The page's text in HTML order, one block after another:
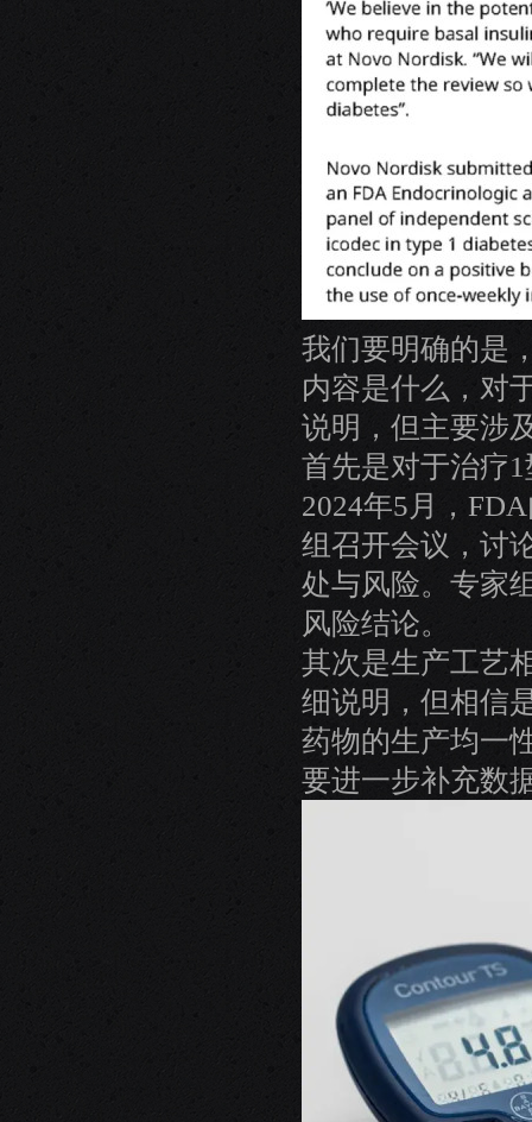
我们要明确的是
内容是什么，对
说明，但主要涉
首先是对于治疗
2024年5月，
组召开会议，讨
处与风险。专家
风险结论。
其次是生产工艺
细说明，但相信
药物的生产均一
要进一步补充数